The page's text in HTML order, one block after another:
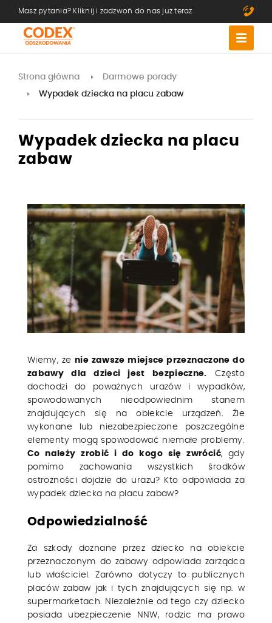
Masz pytania? Kliknij i zadzwoń do nas już teraz
Strona główna
Darmowe porady
Wypadek dziecka na placu zabaw
Wypadek dziecka na placu
zabaw
Wiemy, że nie zawsze miejsce przeznaczone do
zabawy dla dzieci jest bezpieczne. Często
dochodzi do poważnych urazów i wypadków,
spowodowanych nieodpowiednim stanem
znajdujących się na obiekcie urządzeń. Źle
wykonane lub niezabezpieczone poszczególne
elementy mogą spowodować niemałe problemy.
Co należy zrobić i do kogo się zwrócić, gdy
pomimo zachowania wszystkich środków
ostrożności dojdzie do urazu? Kto odpowiada za
wypadek dziecka na placu zabaw?
Odpowiedzialność
Za szkody doznane przez dziecko na obiekcie
przeznaczonym do zabawy odpowiada zarządca
lub właściciel. Zarówno dotyczy to publicznych
placów zabaw jak i tych znajdujących się np. w
supermarketach. Niezależnie od tego czy dziecko
posiada ubezpieczenie NNW, rodzic ma prawo